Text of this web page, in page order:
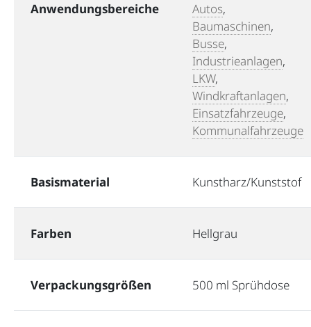
Anwendungsbereiche Autos,
Baumaschinen,
Busse,
Industrieanlagen,
LKW,
Windkraftanlagen,
Einsatzfahrzeuge,
Kommunalfahrzeuge
Basismaterial Kunstharz/Kunststof
Farben Hellgrau
Verpackungsgrößen 500 ml Sprühdose